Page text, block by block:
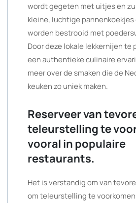
wordt gegeten met uitjes en
kleine, luchtige
worden bestrooid met
Door deze lokale lekkernijen te
een authentieke culinaire
meer over de smaken die de
keuken zo uniek maken.
Reserveer van
teleurstelling te
vooral in populaire
restaurants.
Het is verstandig om van
om teleurstelling te